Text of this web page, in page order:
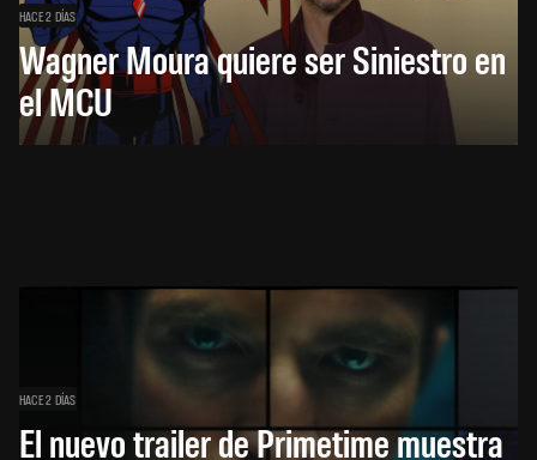
HACE 2 DÍAS
Wagner Moura quiere ser Siniestro en
el MCU
HACE 2 DÍAS
El nuevo trailer de Primetime muestra